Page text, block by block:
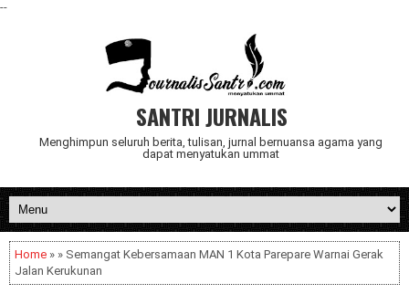
--
SANTRI JURNALIS
Menghimpun seluruh berita, tulisan, jurnal bernuansa agama yang
dapat menyatukan ummat
Home » » Semangat Kebersamaan MAN 1 Kota Parepare Warnai Gerak
Jalan Kerukunan